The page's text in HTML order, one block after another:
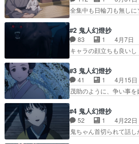
編) そっちの娘とそ
イムスリップしてき
いか(冷静)特にドラ…
さえているので良…
全集中も日輪刀も無
ぎる！！！！！！！！
ら始まるメインの前日
雪が好きだが、白雪
い画がヤバすぎて気
で時代の流れに「…？
技が神がかってた。あ
い！いや嘘じゃないけ
#2 鬼人幻燈抄
83 1
4月7日
キャラの顔立ちも良
いえばMBSでこの手
顔も良いしかわいいな
「そうなるよなーっ
ワンクールで描き切
うにスッと入ってき
しかと見届けましたと
まれる鬼もあるんだ自
#3 鬼人幻燈抄
41 1
4月15日
茂助のように、争い
味方をする鬼がいた。
い葛野編が1話でまと
で面白いですよね。
ということは父か。
#4 鬼人幻燈抄
52 1
4月22日
鬼ちゃん首切られて